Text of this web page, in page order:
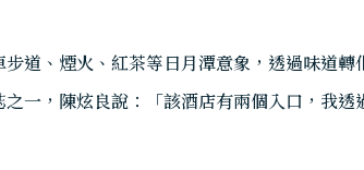
道、煙火、紅茶等日月潭意象，透過味道
一，陳炫良說：「該酒店有兩個入口，我